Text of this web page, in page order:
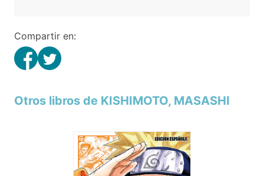
Compartir en:
Otros libros de KISHIMOTO, MASASHI